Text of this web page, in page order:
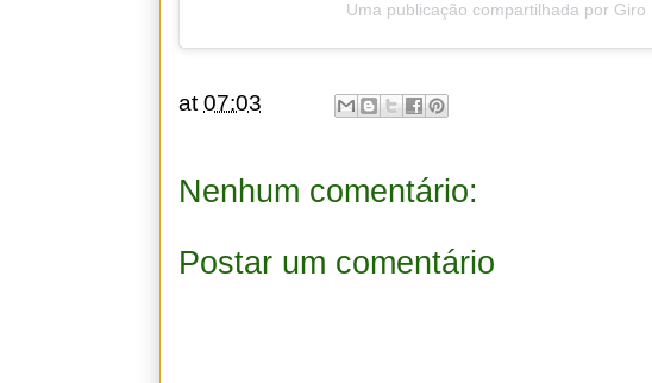
Uma publicação compartilhada por Giro
at07:03
Nenhum comentário:
Postar um comentário